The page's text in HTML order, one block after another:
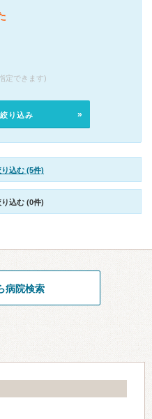
定できます)
り込み
込む (5件)
込む (0件)
病院検索